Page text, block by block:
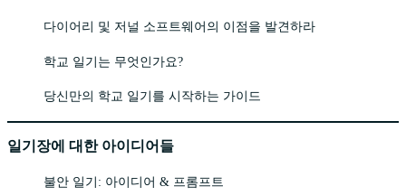
다이어리 및 저널 소프트웨어의 이점을 발견하라
학교 일기는 무엇인가요?
당신만의 학교 일기를 시작하는 가이드
일기장에 대한 아이디어들
불안 일기: 아이디어 & 프롬프트